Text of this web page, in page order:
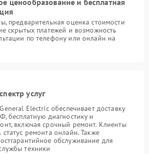
ценообразование и бесплатная
предварительная оценка стоимости
скрытых платежей и возможность
по телефону или онлайн на
услуг
Electric обеспечивает доставку
бесплатную диагностику и
включая срочный ремонт. Клиенты
статус ремонта онлайн. Также
обслуживание для
техники